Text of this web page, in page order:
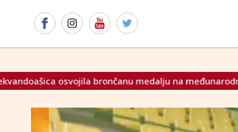
medalju na međunarodnom turniru u Podgorici